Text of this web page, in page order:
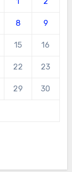
8 9
15 16
22 23
29 30